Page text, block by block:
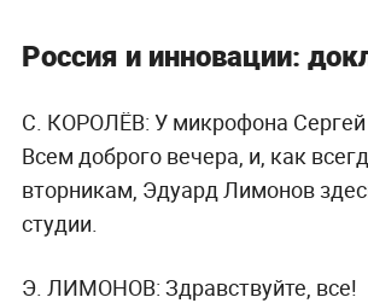
Россия и инновации:
С. КОРОЛЁВ: У микрофона Сергей
Всем доброго вечера, и, как
вторникам, Эдуард Лимонов
студии.
Э. ЛИМОНОВ: Здравствуйте, все!